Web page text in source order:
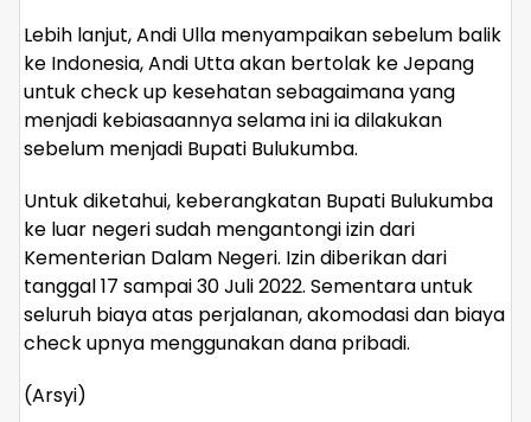
Lebih lanjut, Andi Ulla menyampaikan sebelum balik
ke Indonesia, Andi Utta akan bertolak ke Jepang
untuk check up kesehatan sebagaimana yang
menjadi kebiasaannya selama ini ia dilakukan
sebelum menjadi Bupati Bulukumba.
Untuk diketahui, keberangkatan Bupati Bulukumba
ke luar negeri sudah mengantongi izin dari
Kementerian Dalam Negeri. Izin diberikan dari
tanggal 17 sampai 30 Juli 2022. Sementara untuk
seluruh biaya atas perjalanan, akomodasi dan biaya
check upnya menggunakan dana pribadi.
(Arsyi)